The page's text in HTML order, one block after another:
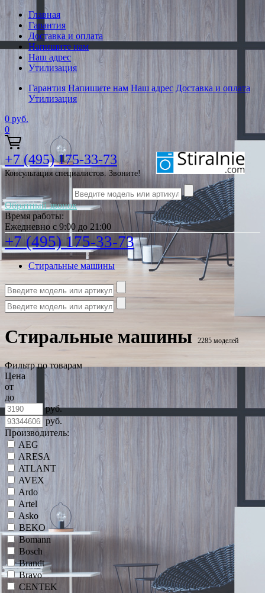
Главная
Гарантия
Доставка и оплата
Напишите нам
Наш адрес
Утилизация
Гарантия Напишите нам Наш адрес Доставка и оплата
Утилизация
0 руб.
0
+7 (495) 175-33-73
Консультация специалистов. Звоните!
Обратный звонок
Время работы:
Ежедневно с 9:00 до 21:00
+7 (495) 175-33-73
Стиральные машины
Стиральные машины 2285 моделей
Фильтр по товарам
Цена
от
до
руб.
руб.
Производитель:
AEG
ARESA
ATLANT
AVEX
Ardo
Artel
Asko
BEKO
Bomann
Bosch
Brandt
Bravo
CENTEK